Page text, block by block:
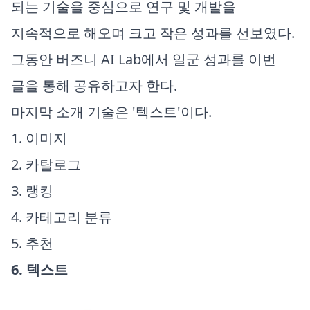
되는 기술을 중심으로 연구 및 개발을
지속적으로 해오며 크고 작은 성과를 선보였다.
그동안 버즈니 AI Lab에서 일군 성과를 이번
글을 통해 공유하고자 한다.
마지막 소개 기술은 '텍스트'이다.
1. 이미지
2. 카탈로그
3. 랭킹
4. 카테고리 분류
5. 추천
6. 텍스트